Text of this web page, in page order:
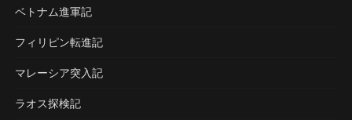
ベトナム進軍記
フィリピン転進記
マレーシア突入記
ラオス探検記